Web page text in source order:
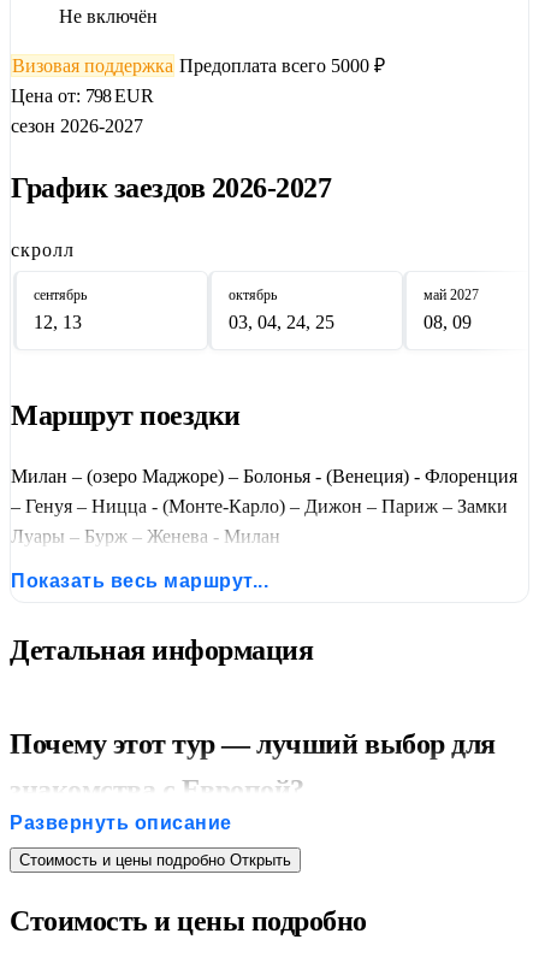
Предоставляем ваучер и приглашение для оформления визы!
Не включён
Визовая поддержка Предоплата всего 5000 ₽
Цена от: 798EUR
сезон 2026-2027
График заездов 2026-2027
скролл
сентябрь
12, 13
октябрь
03, 04, 24, 25
май 2027
08, 09
Маршрут поездки
Милан – (озеро Маджоре) – Болонья - (Венеция) - Флоренция
– Генуя – Ницца - (Монте-Карло) – Дижон – Париж – Замки
Луары – Бурж – Женева - Милан
Показать весь маршрут...
Детальная информация
Почему этот тур — лучший выбор для
знакомства с Европой?
Три страны в одном туре:максимум культурного
Венеция, Париж, замки Луары,
Монте-Карло, Женева;
Развернуть описание
Cтоимость и цены подробно Открыть
Cтоимость и цены подробно